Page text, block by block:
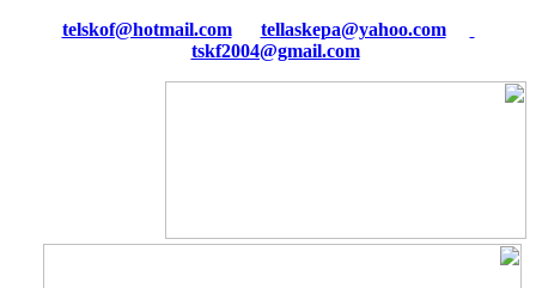
tellaskepa@yahoo.com
tskf2004@gmail.com